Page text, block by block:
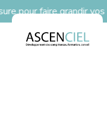
grandir vos équipes